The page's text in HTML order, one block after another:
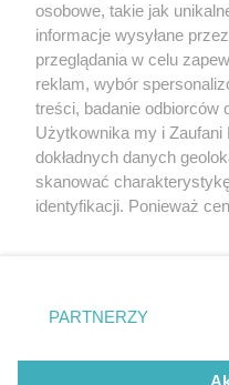
1 / 2
Krajka
Nie zapomnij
zapoznać się z:
polityką prywatności
Twojemiasto
Piekary Śląskie
Chorzów
Tarnowskie Góry
Gliwice
osobowe, takie jak
informacje wysyłane
przeglądania w celu
reklam, wybór
treści, badanie odbiorców
Użytkownika my i
dokładnych danych
skanować
identyfikacji. Ponieważ
prywatności znajdujący
. Niektóre rodzaje
zgody użytkownika, ale
takiemu przetwarzaniu.
PARTNERZY